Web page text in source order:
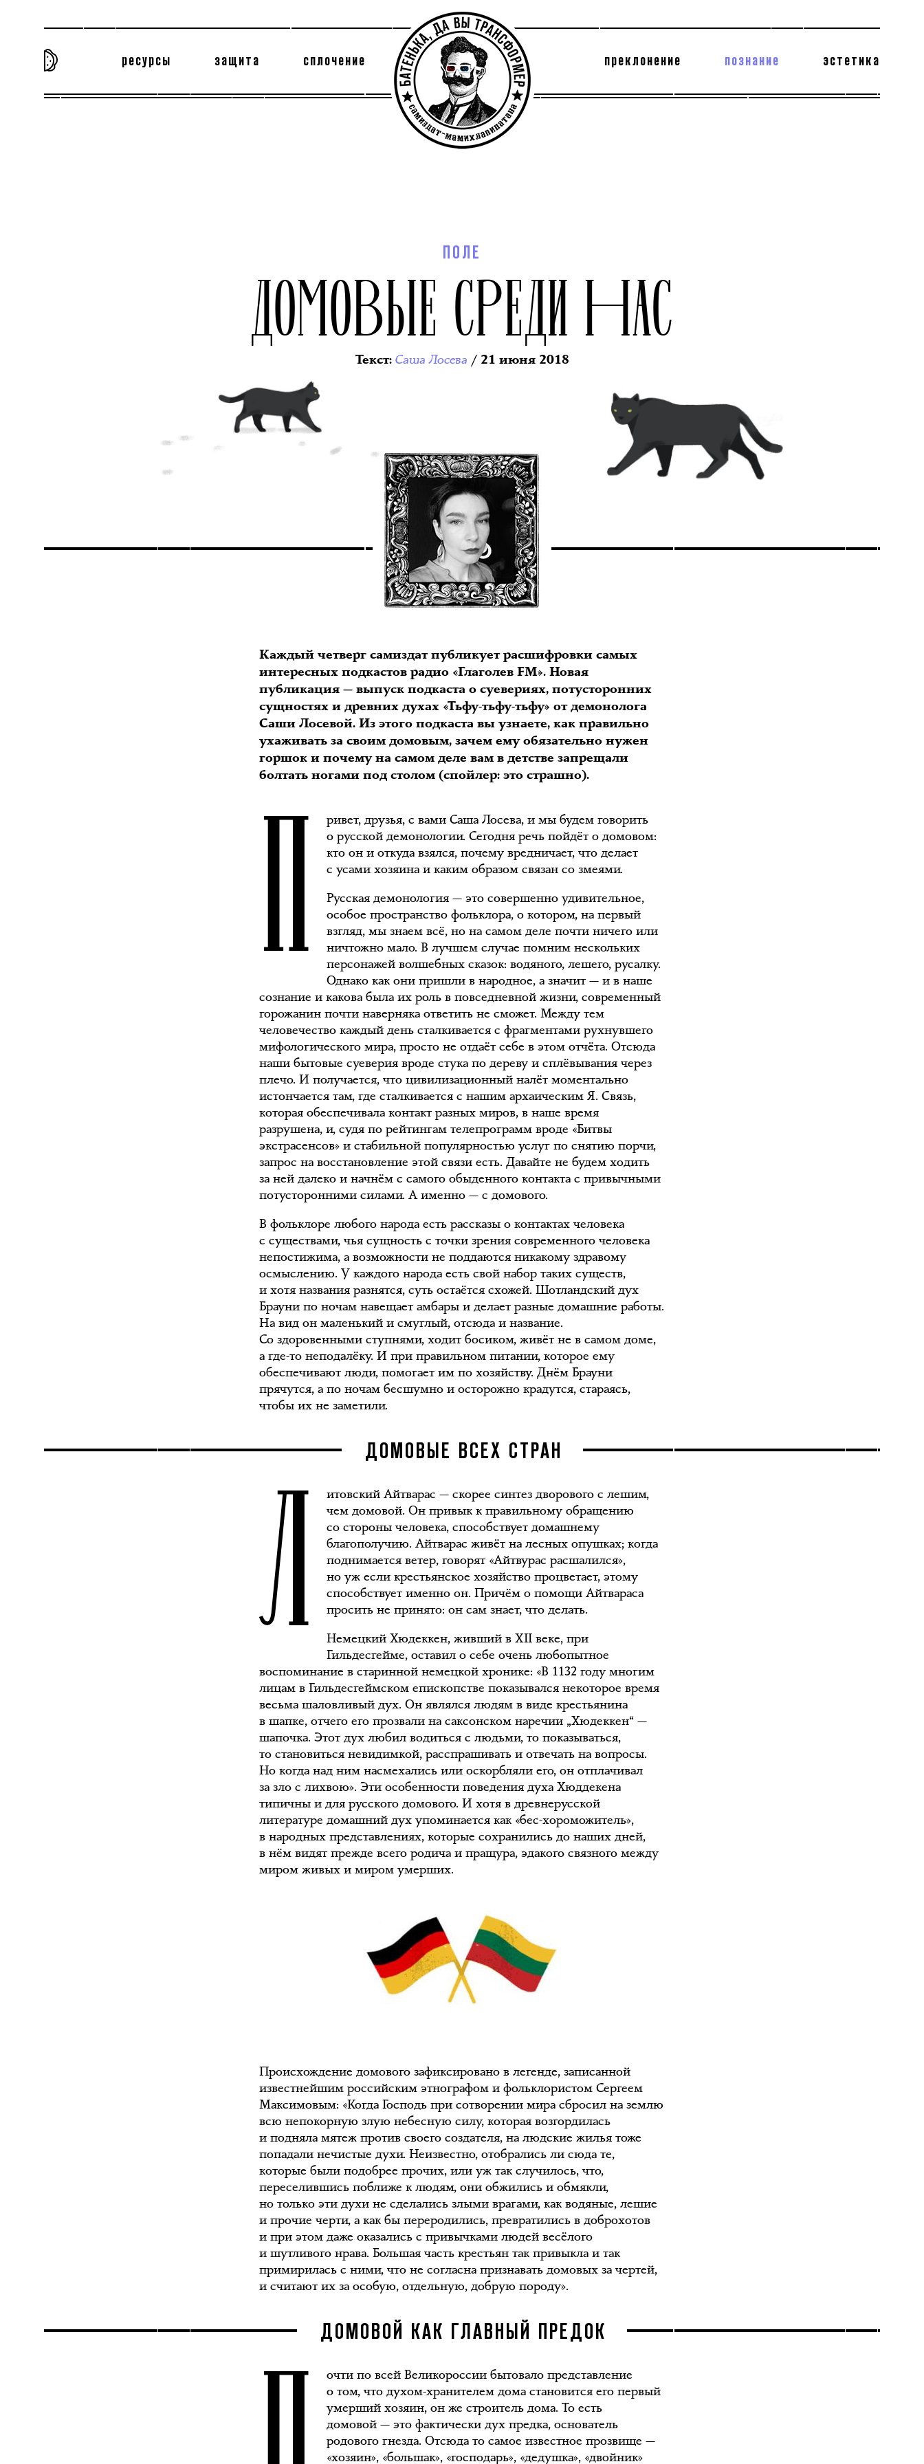
ресурсы защита сплочение преклонение познание эстетика
ПОЛЕ
ДОМОВЫЕ СРЕДИ НАС
Текст: Саша Лосева / 21 июня 2018
Каждый четверг самиздат публикует расшифровки самых
интересных подкастов радио «Глаголев FM». Новая
публикация — выпуск подкаста о суевериях, потусторонних
сущностях и древних духах «Тьфу-тьфу-тьфу» от демонолога
Саши Лосевой. Из этого подкаста вы узнаете, как правильно
ухаживать за своим домовым, зачем ему обязательно нужен
горшок и почему на самом деле вам в детстве запрещали
болтать ногами под столом (спойлер: это страшно).
П
ривет, друзья, с вами Саша Лосева, и мы будем говорить
о русской демонологии. Сегодня речь пойдёт о домовом:
кто он и откуда взялся, почему вредничает, что делает
с усами хозяина и каким образом связан со змеями.
Русская демонология — это совершенно удивительное,
особое пространство фольклора, о котором, на первый
взгляд, мы знаем всё, но на самом деле почти ничего или
ничтожно мало. В лучшем случае помним нескольких
персонажей волшебных сказок: водяного, лешего, русалку.
Однако как они пришли в народное, а значит — и в наше
сознание и какова была их роль в повседневной жизни, современный
горожанин почти наверняка ответить не сможет. Между тем
человечество каждый день сталкивается с фрагментами рухнувшего
мифологического мира, просто не отдаёт себе в этом отчёта. Отсюда
наши бытовые суеверия вроде стука по дереву и сплёвывания через
плечо. И получается, что цивилизационный налёт моментально
истончается там, где сталкивается с нашим архаическим Я. Связь,
которая обеспечивала контакт разных миров, в наше время
разрушена, и, судя по рейтингам телепрограмм вроде «Битвы
экстрасенсов» и стабильной популярностью услуг по снятию порчи,
запрос на восстановление этой связи есть. Давайте не будем ходить
за ней далеко и начнём с самого обыденного контакта с привычными
потусторонними силами. А именно — с домового.
В фольклоре любого народа есть рассказы о контактах человека
с существами, чья сущность с точки зрения современного человека
непостижима, а возможности не поддаются никакому здравому
осмыслению. У каждого народа есть свой набор таких существ,
и хотя названия разнятся, суть остаётся схожей. Шотландский дух
Брауни по ночам навещает амбары и делает разные домашние работы.
На вид он маленький и смуглый, отсюда и название.
Со здоровенными ступнями, ходит босиком, живёт не в самом доме,
а где-то неподалёку. И при правильном питании, которое ему
обеспечивают люди, помогает им по хозяйству. Днём Брауни
прячутся, а по ночам бесшумно и осторожно крадутся, стараясь,
чтобы их не заметили.
ДОМОВЫЕ ВСЕХ СТРАН
Л
итовский Айтварас — скорее синтез дворового с лешим,
чем домовой. Он привык к правильному обращению
со стороны человека, способствует домашнему
благополучию. Айтварас живёт на лесных опушках; когда
поднимается ветер, говорят «Айтвурас расшалился»,
но уж если крестьянское хозяйство процветает, этому
способствует именно он. Причём о помощи Айтвараса
просить не принято: он сам знает, что делать.
Немецкий Хюдеккен, живший в XII веке, при
Гильдесгейме, оставил о себе очень любопытное
воспоминание в старинной немецкой хронике: «В 1132 году многим
лицам в Гильдесгеймском епископстве показывался некоторое время
весьма шаловливый дух. Он являлся людям в виде крестьянина
в шапке, отчего его прозвали на саксонском наречии „Хюдеккен“ —
шапочка. Этот дух любил водиться с людьми, то показываться,
то становиться невидимкой, расспрашивать и отвечать на вопросы.
Но когда над ним насмехались или оскорбляли его, он отплачивал
за зло с лихвою». Эти особенности поведения духа Хюддекена
типичны и для русского домового. И хотя в древнерусской
литературе домашний дух упоминается как «бес-хороможитель»,
в народных представлениях, которые сохранились до наших дней,
в нём видят прежде всего родича и пращура, эдакого связного между
миром живых и миром умерших.
Происхождение домового зафиксировано в легенде, записанной
известнейшим российским этнографом и фольклористом Сергеем
Максимовым: «Когда Господь при сотворении мира сбросил на землю
всю непокорную злую небесную силу, которая возгордилась
и подняла мятеж против своего создателя, на людские жилья тоже
попадали нечистые духи. Неизвестно, отобрались ли сюда те,
которые были подобрее прочих, или уж так случилось, что,
переселившись поближе к людям, они обжились и обмякли,
но только эти духи не сделались злыми врагами, как водяные, лешие
и прочие черти, а как бы переродились, превратились в доброхотов
и при этом даже оказались с привычками людей весёлого
и шутливого нрава. Большая часть крестьян так привыкла и так
примирилась с ними, что не согласна признавать домовых за чертей,
и считают их за особую, отдельную, добрую породу».
ДОМОВОЙ КАК ГЛАВНЫЙ ПРЕДОК
очти по всей Великороссии бытовало представление
о том, что духом-хранителем дома становится его первый
умерший хозяин, он же строитель дома. То есть
домовой — это фактически дух предка, основатель
родового гнезда. Отсюда то самое известное прозвище —
«хозяин», «большак», «господарь», «дедушка», «двойник»